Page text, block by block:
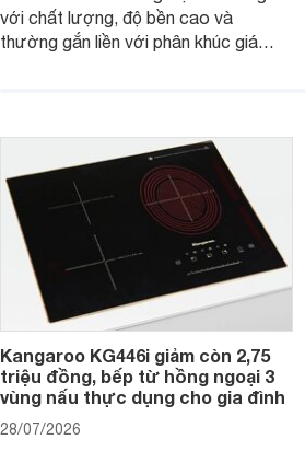
với chất lượng, độ bền cao và
thường gắn liền với phân khúc giá
đơn vị phân phối với mức giá khá dễ
tiếp cận, thu hút sự quan tâm của
nhiều người tiêu dùng.
Kangaroo KG446i giảm còn 2,75
triệu đồng, bếp từ hồng ngoại 3
vùng nấu thực dụng cho gia đình
28/07/2026